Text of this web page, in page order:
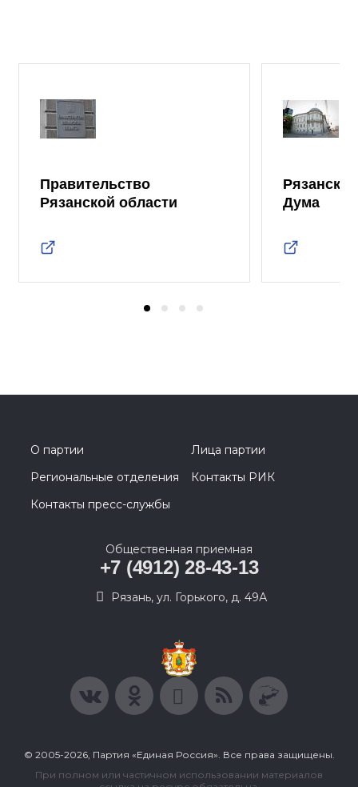
Правительство
Рязанской области
Дума
О партии
Лица партии
Региональные отделения
Контакты РИК
Контакты пресс-службы
Общественная приемная
+7 (4912) 28-43-13
Рязань, ул. Горького, д. 49А
© 2005-2026, Партия «Единая Россия». Все права защищены.
При полном или частичном использовании материалов